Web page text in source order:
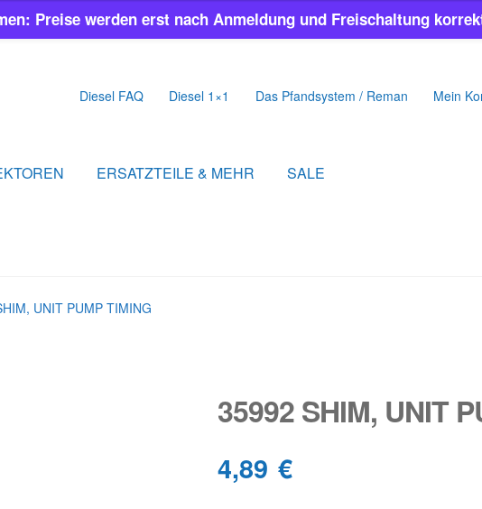
Diesel FAQ Diesel 1×1 Das Pfandsystem / Reman Mein
ERSATZTEILE & MEHR SALE
UNIT PUMP TIMING
35992 SHIM, UNIT
4,89 €
Preise werden erst nach Anmeldung und Freischaltung